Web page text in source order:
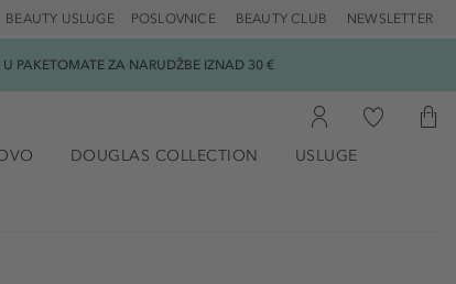
POSLOVNICE BEAUTY CLUB NEWSLETTER
BEAUTY USLUGE
PAKETOMATE ZA NARUDŽBE IZNAD 30 €
DOUGLAS COLLECTION USLUGE